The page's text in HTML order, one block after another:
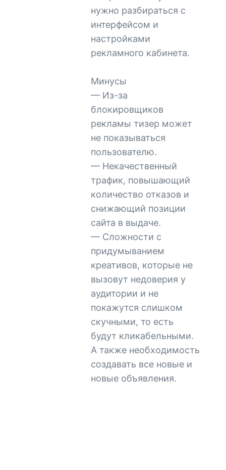
нужно разбираться с
интерфейсом и
настройками
рекламного кабинета.
Минусы
— Из-за
блокировщиков
рекламы тизер может
не показываться
пользователю.
— Некачественный
трафик, повышающий
количество отказов и
снижающий позиции
сайта в выдаче.
— Сложности с
придумыванием
креативов, которые не
вызовут недоверия у
аудитории и не
покажутся слишком
скучными, то есть
будут кликабельными.
А также необходимость
создавать все новые и
новые объявления.